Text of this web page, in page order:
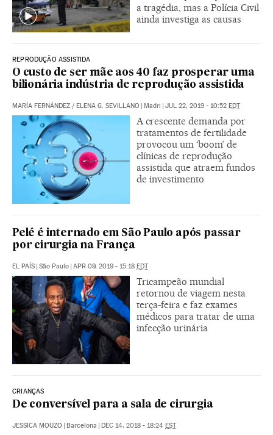
a tragédia, mas a Polícia Civil
ainda investiga as causas
REPRODUÇÃO ASSISTIDA
O custo de ser mãe aos 40 faz prosperar uma
bilionária indústria de reprodução assistida
MARÍA FERNÁNDEZ / ELENA G. SEVILLANO | Madri | JUL 22, 2019 - 10:52 EDT
A crescente demanda por
tratamentos de fertilidade
provocou um ‘boom’ de
clínicas de reprodução
assistida que atraem fundos
de investimento
Pelé é internado em São Paulo após passar
por cirurgia na França
EL PAÍS | São Paulo | APR 09, 2019 - 15:18 EDT
Tricampeão mundial
retornou de viagem nesta
terça-feira e faz exames
médicos para tratar de uma
infecção urinária
CRIANÇAS
De conversível para a sala de cirurgia
JESSICA MOUZO | Barcelona | DEC 14, 2018 - 18:24 EST